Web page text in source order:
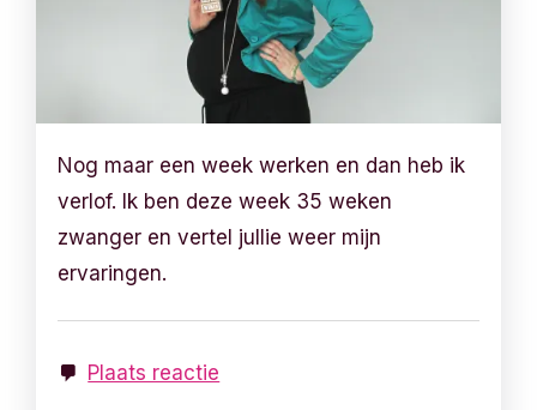
Nog maar een week werken en dan heb ik
verlof. Ik ben deze week 35 weken
zwanger en vertel jullie weer mijn
ervaringen.
Plaats reactie